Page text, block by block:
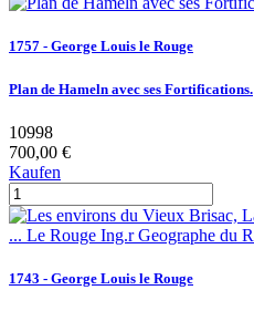
1757 - George Louis le Rouge
Plan de Hameln avec ses Fortifications.
10998
700,00 €
Kaufen
1743 - George Louis le Rouge